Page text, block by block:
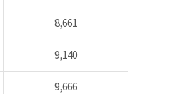
8,661
9,140
9,666